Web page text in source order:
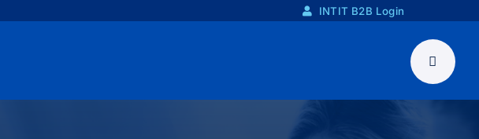
INTIT B2B Login